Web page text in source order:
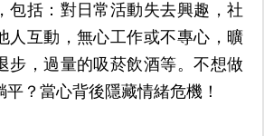
包括：對日常活動失去興趣，社
人互動，無心工作或不專心，曠
步，過量的吸菸飲酒等。不想做
？當心背後隱藏情緒危機！